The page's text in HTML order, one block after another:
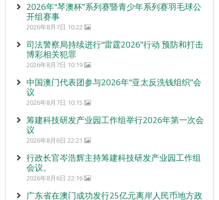
2026年“琴澳杯”系列赛暨青少年系列赛羽毛球公
开组赛事
2026年8月7日 10:22
司法警察局持续进行“雷霆2026”行动 预防和打击
博彩相关犯罪
2026年8月7日 10:19
中国澳门代表团参与2026年“亚太反洗钱组织”会
议
2026年8月7日 10:15
筹建科技研发产业园工作组举行2026年第一次会
议
2026年8月6日 22:21
行政长官岑浩辉主持筹建科技研发产业园工作组
会议。
2026年8月6日 22:16
广东省在澳门成功发行25亿元离岸人民币地方政